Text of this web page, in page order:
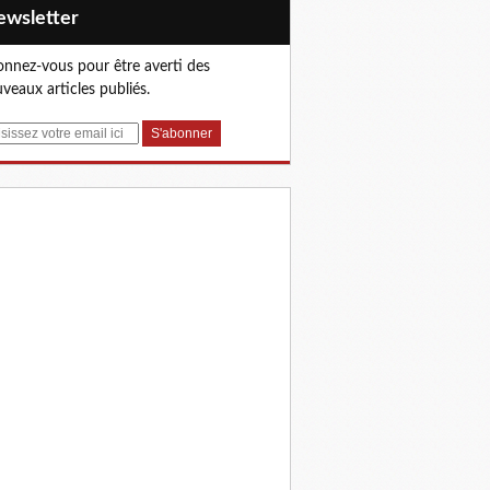
vous pour être averti des
articles publiés.